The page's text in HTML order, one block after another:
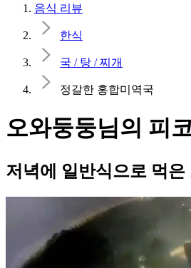
음식 리뷰
한식
국 / 탕 / 찌개
정갈한 홍합미역국
오와둥둥님의 피
저녁에 일반식으로 먹